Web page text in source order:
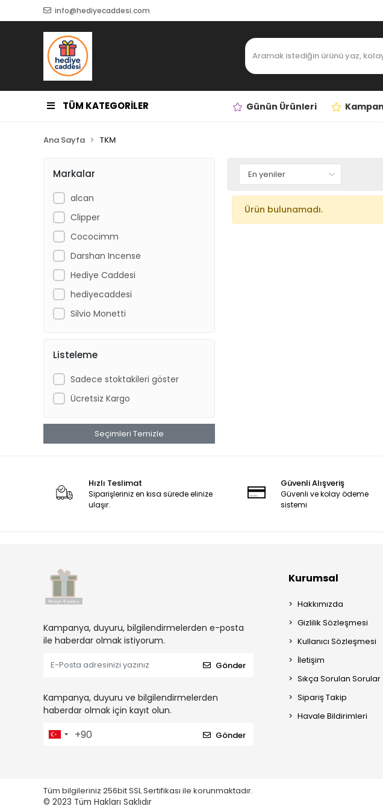
info@hediyecaddesi.com
TÜM KATEGORİLER Günün Ürünleri
Ana Sayfa TKM
Markalar
alcan
Clipper
Cococimm
Darshan Incense
Hediye Caddesi
hediyecaddesi
Silvio Monetti
Listeleme
Sadece stoktakileri göster
Ücretsiz Kargo
Seçimleri Temizle
Ürün bulunamadı.
Hızlı Teslimat
Siparişleriniz en kısa sürede elinize
ulaşır.
Güvenli Alışveriş
Güvenli ve kolay ödeme
sistemi
Kampanya, duyuru, bilgilendirmelerden e-posta
ile haberdar olmak istiyorum.
Gönder
Kampanya, duyuru ve bilgilendirmelerden
haberdar olmak için kayıt olun.
Gönder
Kurumsal
Hakkımızda
Gizlilik Sözleşmesi
Kullanıcı Sözleşmesi
İletişim
Sıkça Sorulan Sorular
Sipariş Takip
Havale Bildirimleri
Tüm bilgileriniz 256bit SSL Sertifikası ile korunmaktadır.
© 2023 Tüm Hakları Saklıdır